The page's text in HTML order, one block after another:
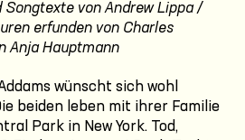
Songtexte von Andrew Lippa /
erfunden von Charles
Anja Hauptmann
wünscht sich wohl
beiden leben mit ihrer Familie
Park in New York. Tod,